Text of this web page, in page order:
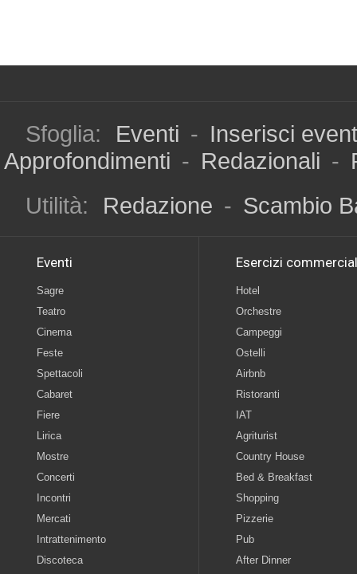
Sfoglia: Eventi - Inserisci
Approfondimenti - Redazionali -
Utilità:
Redazione - Scambio
Eventi
Sagre
Teatro
Cinema
Feste
Spettacoli
Cabaret
Fiere
Lirica
Mostre
Concerti
Incontri
Mercati
Intrattenimento
Discoteca
Esercizi
Hotel
Orchestre
Campeggi
Ostelli
Airbnb
Ristoranti
IAT
Agriturist
Country House
Bed & Breakfast
Shopping
Pizzerie
Pub
After Dinner